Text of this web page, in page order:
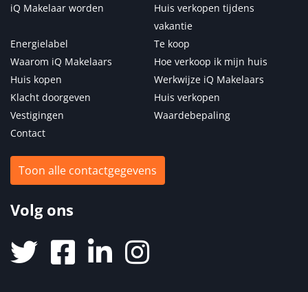
iQ Makelaar worden
Huis verkopen tijdens
vakantie
Energielabel
Te koop
Waarom iQ Makelaars
Hoe verkoop ik mijn huis
Huis kopen
Werkwijze iQ Makelaars
Klacht doorgeven
Huis verkopen
Vestigingen
Waardebepaling
Contact
Toon alle contactgegevens
Volg ons